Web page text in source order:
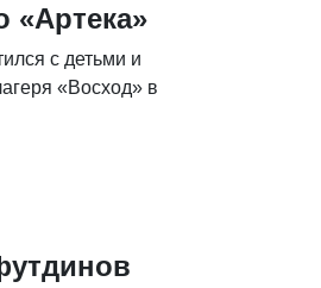
«Артека»
с детьми и
«Восход» в